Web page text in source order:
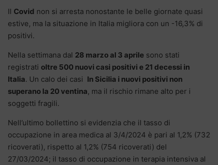
Il Covid non si arresta nonostante le belle giornate quasi
estive, ma la situazione in Italia migliora con un -16,3% di
positivi.
Nella settimana dal 28 marzo al 3 aprile sono stati
registrati oltre 500 nuovi casi positivi e 21 decessi in
Italia. Un calo dei casi In Sicilia i nuovi positivi non
superano la 20 ventina, ma il rischio rimane alto per i
soggetti fragili.
Nell’ultimo bollettino si evidenzia che il tasso di
occupazione in area medica al 3/4/2024 è pari al 1,2% (732
ricoverati), rispetto al 1,2% (754 ricoverati) del
27/03/2024; il tasso di occupazione in terapia intensiva al